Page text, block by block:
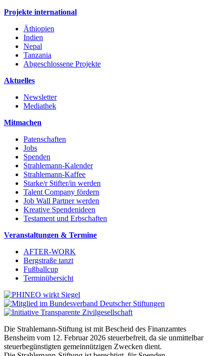
Projekte international
Äthiopien
Indien
Nepal
Tanzania
Abgeschlossene Projekte
Aktuelles
Newsletter
Mediathek
Mitmachen
Patenschaften
Jobs
Spenden
Strahlemann-Kalender
Strahlemann-Kaffee
Starke/r Stifter/in werden
Talent Company fördern
Job Wall Partner werden
Kreative Spendenideen
Testament und Erbschaften
Veranstaltungen & Termine
AFTER-WORK
Bergstraße tanzt
Fußballcup
Terminübersicht
Die Strahlemann-Stiftung ist mit Bescheid des Finanzamtes
Bensheim vom 12. Februar 2026 steuerbefreit, da sie unmittelbar
steuerbegünstigten gemeinnützigen Zwecken dient.